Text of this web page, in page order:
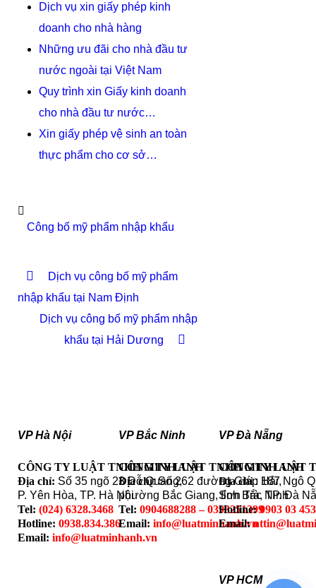
Dịch vụ xin giấy phép kinh
doanh cho nhà hàng
Những ưu đãi cho nhà đầu tư
nước ngoài tại Việt Nam
Quy trình xin Giấy kinh doanh
cho nhà đầu tư nước…
Xin giấy phép vệ sinh an toàn
thực phẩm cho cơ sở…
Công bố mỹ phẩm nhập khẩu
Dịch vụ công bố mỹ phẩm
nhập khẩu tại Nam Định
Dịch vụ công bố mỹ phẩm nhập
khẩu tại Hải Dương
VP Hà Nội
CÔNG TY LUẬT TNHH MINH ANH
Địa chỉ: Số 35 ngõ 23 Đỗ Quang,
P. Yên Hòa, TP. Hà Nội
Tel: (024) 6328.3468
Hotline: 0938.834.386
Email: info@luatminhanh.vn
VP Bắc Ninh
CÔNG TY LUẬT TNHH MINH ANH
Địa chỉ: Số 262 đường Giáp Hải,
phường Bắc Giang, tỉnh Bắc Ninh
Tel: 0904688288 – 0393251399
Email: info@luatminhanh.vn
VP Đà Nẵng
CÔNG TY LUẬT
Địa chỉ: 187 Ngô
Sơn Trà, TP. Đà
Hotline:0903 03
Email:
VP HCM